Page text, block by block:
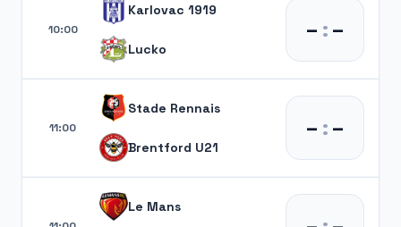
10:00
Karlovac 1919
Lucko
– :–
11:00
Stade Rennais
Brentford U21
– :–
Le Mans